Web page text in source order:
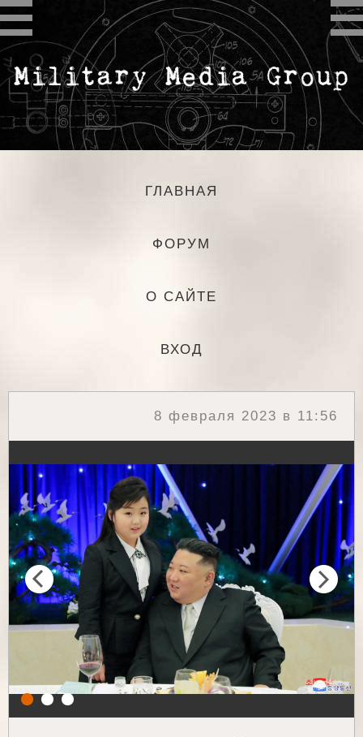
ГЛАВНАЯ
ФОРУМ
О САЙТЕ
ВХОД
8 февраля 2023 в 11:56